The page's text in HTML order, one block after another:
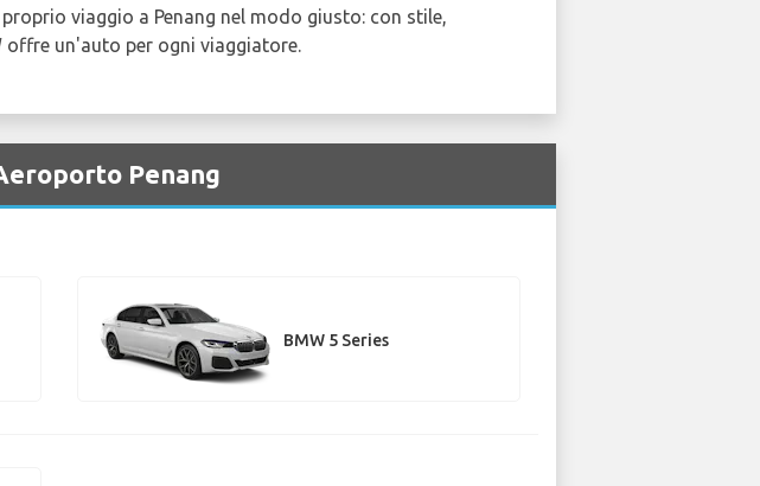
viaggio a Penang nel modo giusto: con stile,
offre un'auto per ogni viaggiatore.
Penang
BMW 5 Series